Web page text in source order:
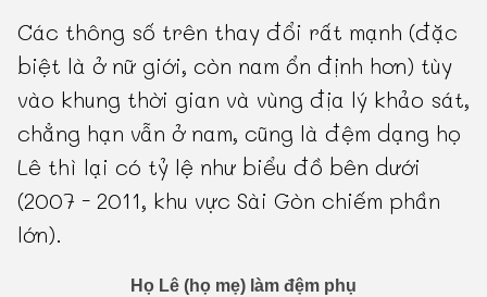
Các thông số trên thay đổi rất mạnh (đặc
biệt là ở nữ giới, còn nam ổn định hơn) tùy
vào khung thời gian và vùng địa lý khảo sát,
chẳng hạn vẫn ở nam, cũng là đệm dạng họ
Lê thì lại có tỷ lệ như biểu đồ bên dưới
(2007 - 2011, khu vực Sài Gòn chiếm phần
lớn).